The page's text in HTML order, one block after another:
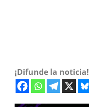
¡Difunde la noticia!